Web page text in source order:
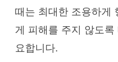
때는 최대한 조용하게
게 피해를 주지 않도
요합니다.